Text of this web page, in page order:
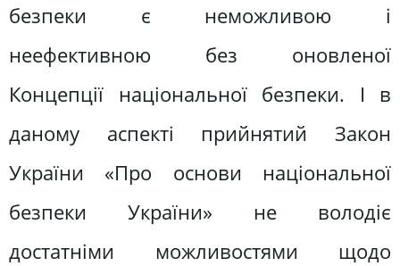
безпеки є неможливою і
неефективною без оновленої
Концепції національної безпеки. І в
даному аспекті прийнятий Закон
України «Про основи національної
безпеки України» не володіє
достатніми можливостями щодо